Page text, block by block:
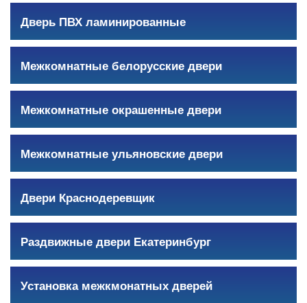
Дверь ПВХ ламинированные
Межкомнатные белорусские двери
Межкомнатные окрашенные двери
Межкомнатные ульяновские двери
Двери Краснодеревщик
Раздвижные двери Екатеринбург
Установка межкмонатных дверей